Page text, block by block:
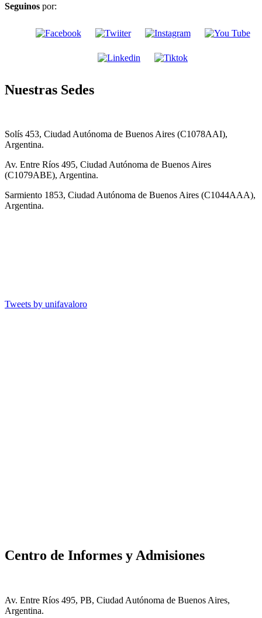
Seguinos por:
Nuestras Sedes
Solís 453, Ciudad Autónoma de Buenos Aires (C1078AAI),
Argentina.
Av. Entre Ríos 495, Ciudad Autónoma de Buenos Aires
(C1079ABE), Argentina.
Sarmiento 1853, Ciudad Autónoma de Buenos Aires (C1044AAA),
Argentina.
Centro de Informes y Admisiones
Av. Entre Ríos 495, PB, Ciudad Autónoma de Buenos Aires,
Argentina.